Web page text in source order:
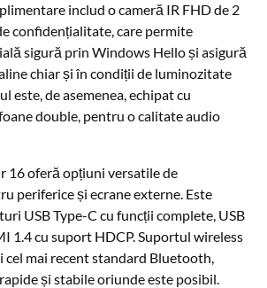
includ o cameră IR FHD de 2
confidențialitate, care permite
sigură prin Windows Hello și asigură
chiar și în condiții de luminozitate
este, de asemenea, echipat cu
double, pentru o calitate audio
16 oferă opțiuni versatile de
periferice și ecrane externe. Este
USB Type-C cu funcții complete, USB
1.4 cu suport HDCP. Suportul wireless
cel mai recent standard Bluetooth,
și stabile oriunde este posibil.